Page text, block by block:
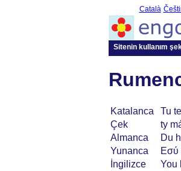
Català
Sitenin kullanım
Katalanca
Tu
Çek
ty
Almanca
Du
Yunanca
Εσύ
İngilizce
You